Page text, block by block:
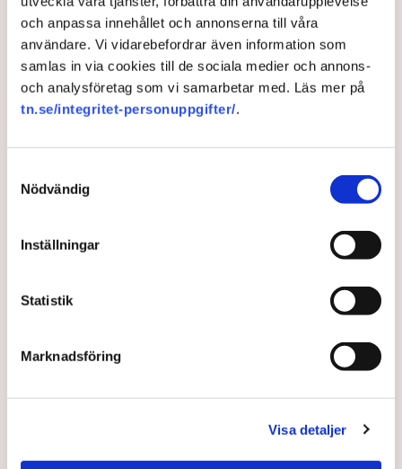
och anpassa innehållet och annonserna till våra
användare. Vi vidarebefordrar även information som
samlas in via cookies till de sociala medier och annons-
och analysföretag som vi samarbetar med. Läs mer på
tn.se/integritet-personuppgifter/.
Nödvändig
Inställningar
Statistik
Marknadsföring
Visa detaljer
Att syna rankinglistor kan verka tråkigt, men det
mediala intresset för undersökningen av
företagsklimatet i landets kommuner visar på
motsatsen. ”Rankingen är något som berör och
upprör”, säger Ronja Nyman, projektledare.
Vårgårda har bäst
företagsklimat i landet